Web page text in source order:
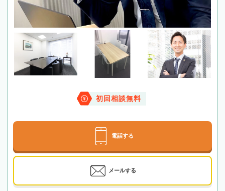
初回相談無料
電話する
メールする